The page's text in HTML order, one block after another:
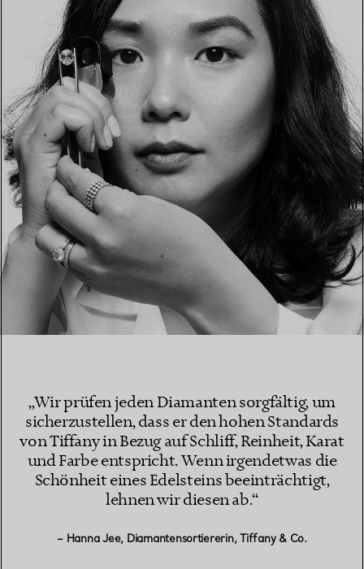
„Wir prüfen jeden Diamanten sorgfältig, um
sicherzustellen, dass er den hohen Standards
von Tiffany in Bezug auf Schliff, Reinheit, Karat
und Farbe entspricht. Wenn irgendetwas die
Schönheit eines Edelsteins beeinträchtigt,
lehnen wir diesen ab.“
– Hanna Jee, Diamantensortiererin, Tiffany & Co.